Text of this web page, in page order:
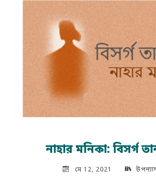
নাহার মনিকা: বিসর্গ
মে 12, 2021